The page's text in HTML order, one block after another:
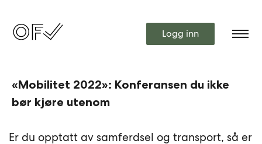
Logg inn
«Mobilitet 2022»: Konferansen du ikke
bør kjøre utenom
Er du opptatt av samferdsel og transport, så er